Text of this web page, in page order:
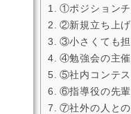
①ポジションチ
②新規立ち上
③小さくても
④勉強会の主
⑤社内コンテス
⑥指導役の先
⑦社外の人と